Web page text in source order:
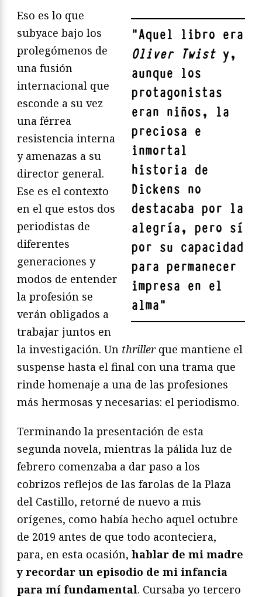
"Aquel libro era
Oliver Twist y,
aunque los
protagonistas
eran niños, la
preciosa e
inmortal
historia de
Dickens no
destacaba por la
alegría, pero sí
por su capacidad
para permanecer
impresa en el
alma"
Eso es lo que
subyace bajo los
prolegómenos de
una fusión
internacional que
esconde a su vez
una férrea
resistencia interna
y amenazas a su
director general.
Ese es el contexto
en el que estos dos
periodistas de
diferentes
generaciones y
modos de entender
la profesión se
verán obligados a
trabajar juntos en
la investigación. Un thrillerque mantiene el
suspense hasta el final con una trama que
rinde homenaje a una de las profesiones
más hermosas y necesarias: el periodismo.
Terminando la presentación de esta
segunda novela, mientras la pálida luz de
febrero comenzaba a dar paso a los
cobrizos reflejos de las farolas de la Plaza
del Castillo, retorné de nuevo a mis
orígenes, como había hecho aquel octubre
de 2019 antes de que todo aconteciera,
para, en esta ocasión, hablar de mi madre
y recordar un episodio de mi infancia
para mí fundamental. Cursaba yo tercero